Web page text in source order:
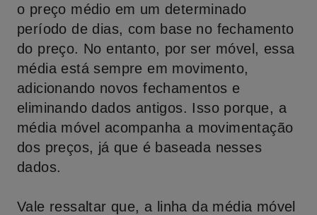
o preço médio em um determinado
período de dias, com base no fechamento
do preço. No entanto, por ser móvel, essa
média está sempre em movimento,
adicionando novos fechamentos e
eliminando dados antigos. Isso porque, a
média móvel acompanha a movimentação
dos preços, já que é baseada nesses
dados.
Vale ressaltar que, a linha da média móvel